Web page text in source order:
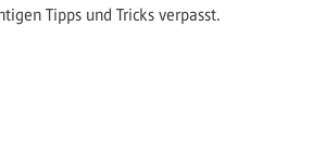
Tipps und Tricks verpasst.